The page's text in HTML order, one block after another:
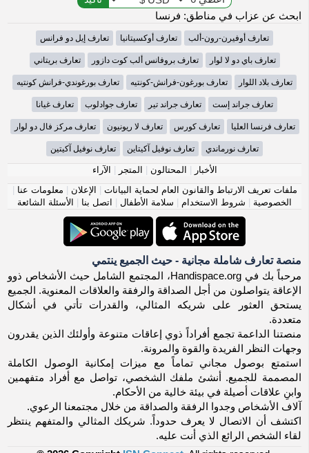
ابحث عن عزاب في مناطق: فرنسا
تعارف أوفيرن-رون-ألب تعارف أوكسيتانيا تعارف إيل دو فرانس
تعارف باي دو لا لوار تعارف بروفانس ألب كوت دازور تعارف بريتاني
تعارف بلاد اللوار تعارف بورغون-فرانش-كونتيه تعارف بورغوندي-فرانش كونتيه
تعارف جراند إست تعارف جراند تير تعارف جوادلوب تعارف غيانا
تعارف فرنسا العليا تعارف كورس تعارف لا ريونيون تعارف مركز فال دو لوار
تعارف نورماندي تعارف نوفيل آكيتاين تعارف نوفيل آكيتين
الأخبار | المحتالون | المتجر | الآراء
ملفات تعريف الارتباط والقانون العام لحماية البيانات | الإعلان | معلومات عنا |
الخصوصية | شروط الاستخدام | سلامة الأطفال | اتصل بنا | الأسئلة الشائعة
منصة تعارف شاملة مجانية - حيث الجميع ينتمي
مرحباً بك في Handispace.org، المجتمع الشامل حيث الأشخاص ذوو
الإعاقة يتواصلون من أجل الصداقة والرفقة والعلاقات المعنوية. الجميع
يستحق العثور على شريكه المثالي، والقدرات تأتي في أشكال
متعددة.
منصتنا الداعمة تجمع أفراداً ذوي إعاقات متنوعة وأولئك الذين يقدرون
وجهات النظر الفريدة والقوة والمرونة.
استمتع بوصول مجاني تماماً مع ميزات إمكانية الوصول الكاملة
المصممة للجميع. أنشئ ملفك الشخصي، تواصل مع أفراد متفهمين
وابنِ علاقات أصيلة في بيئة خالية من الأحكام.
آلاف الأشخاص وجدوا الرفقة والصداقة من خلال مجتمعنا الرعوي.
اكتشف أن الاتصال لا يعرف حدوداً. شريكك المثالي والمتفهم ينتظر
لقاء الشخص الرائع الذي أنت عليه.